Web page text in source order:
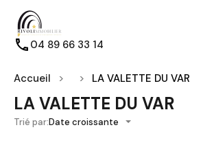
04 89 66 33 14
Accueil LA VALETTE DU VAR
LA VALETTE DU VAR
Trié par:Date croissante